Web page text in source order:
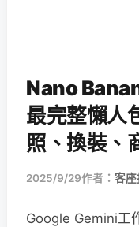
Nano
最完整懶人
照、換裝、
2025/9/29作者： 客座
Google Gemini